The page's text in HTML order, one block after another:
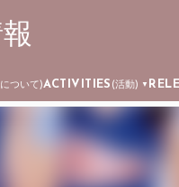
Skip to main content
ついて)ACTIVITIES (活動) ▼